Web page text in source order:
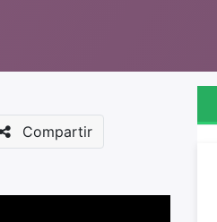
Compartir